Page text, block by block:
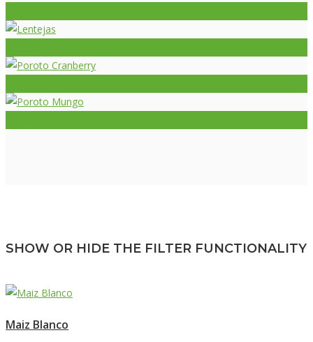
SHOW OR HIDE THE FILTER FUNCTIONALITY
Maiz Blanco